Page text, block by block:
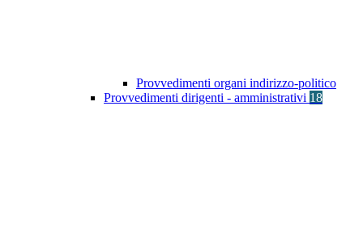
Provvedimenti organi indirizzo-politico
Provvedimenti dirigenti - amministrativi 18